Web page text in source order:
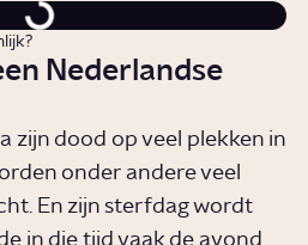
Nederlandse
zijn dood op veel plekken in
onder andere veel
En zijn sterfdag wordt
in die tijd vaak de avond